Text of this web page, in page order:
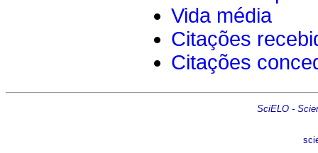
Vida média
Citações
Citações
SciELO -